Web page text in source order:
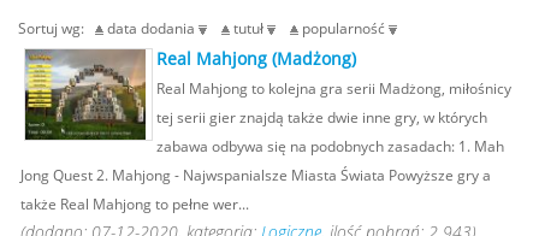
Sortuj wg: data dodania tutuł popularność
Real Mahjong (Madżong)
Real Mahjong to kolejna gra serii Madżong, miłośnicy
tej serii gier znajdą także dwie inne gry, w których
zabawa odbywa się na podobnych zasadach: 1. Mah
Jong Quest 2. Mahjong - Najwspanialsze Miasta Świata Powyższe gry a
także Real Mahjong to pełne wer...